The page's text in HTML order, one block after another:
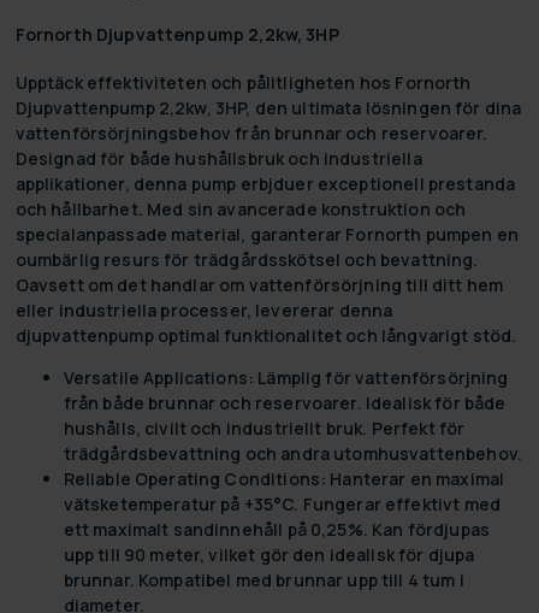
Fornorth Djupvattenpump 2,2kw, 3HP
Upptäck effektiviteten och pålitligheten hos Fornorth
Djupvattenpump 2,2kw, 3HP, den ultimata lösningen för dina
vattenförsörjningsbehov från brunnar och reservoarer.
Designad för både hushållsbruk och industriella
applikationer, denna pump erbjduer exceptionell prestanda
och hållbarhet. Med sin avancerade konstruktion och
specialanpassade material, garanterar Fornorth pumpen en
oumbärlig resurs för trädgårdsskötsel och bevattning.
Oavsett om det handlar om vattenförsörjning till ditt hem
eller industriella processer, levererar denna
djupvattenpump optimal funktionalitet och långvarigt stöd.
Versatile Applications: Lämplig för vattenförsörjning
från både brunnar och reservoarer. Idealisk för både
hushålls, civilt och industriellt bruk. Perfekt för
trädgårdsbevattning och andra utomhusvattenbehov.
Reliable Operating Conditions: Hanterar en maximal
vätsketemperatur på +35°C. Fungerar effektivt med
ett maximalt sandinnehåll på 0,25%. Kan fördjupas
upp till 90 meter, vilket gör den idealisk för djupa
brunnar. Kompatibel med brunnar upp till 4 tum i
diameter.